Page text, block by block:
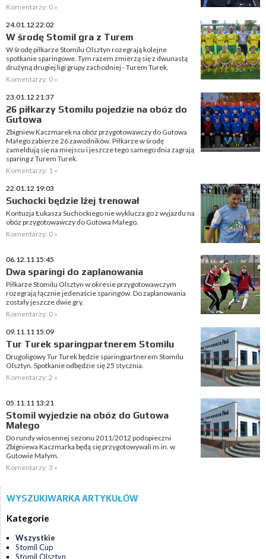
Komentarzy: 0 »
24.01.12 22:02
W środę Stomil gra z Turem
W środę piłkarze Stomilu Olsztyn rozegrają kolejne
spotkanie sparingowe. Tym razem zmierzą się z dwunastą
drużyną drugiej ligi grupy zachodniej - Turem Turek.
Komentarzy: 0 »
23.01.12 21:37
26 piłkarzy Stomilu pojedzie na obóz do
Gutowa
Zbigniew Kaczmarek na obóz przygotowawczy do Gutowa
Małego zabierze 26 zawodników. Piłkarze w środę
zameldują się na miejscu i jeszcze tego samego dnia zagrają
sparing z Turem Turek.
Komentarzy: 1 »
22.01.12 19:03
Suchocki będzie lżej trenował
Kontuzja Łukasza Suchockiego nie wyklucza go z wyjazdu na
obóz przygotowawczy do Gutowa Małego.
Komentarzy: 0 »
06.12.11 15:45
Dwa sparingi do zaplanowania
Piłkarze Stomilu Olsztyn w okresie przygotowawczym
rozegrają łącznie jedenaście sparingów. Do zaplanowania
zostały jeszcze dwie gry.
Komentarzy: 0 »
09.11.11 15:09
Tur Turek sparingpartnerem Stomilu
Drugoligowy Tur Turek będzie sparingpartnerem Stomilu
Olsztyn. Spotkanie odbędzie się 25 stycznia.
Komentarzy: 2 »
05.11.11 13:21
Stomil wyjedzie na obóz do Gutowa
Małego
Do rundy wiosennej sezonu 2011/2012 podopieczni
Zbigniewa Kaczmarka będą się przygotowywali m.in. w
Gutowie Małym.
Komentarzy: 3 »
WYSZUKIWARKA ARTYKUŁÓW
Kategorie
Wszystkie
Stomil Cup
Stomil Olsztyn